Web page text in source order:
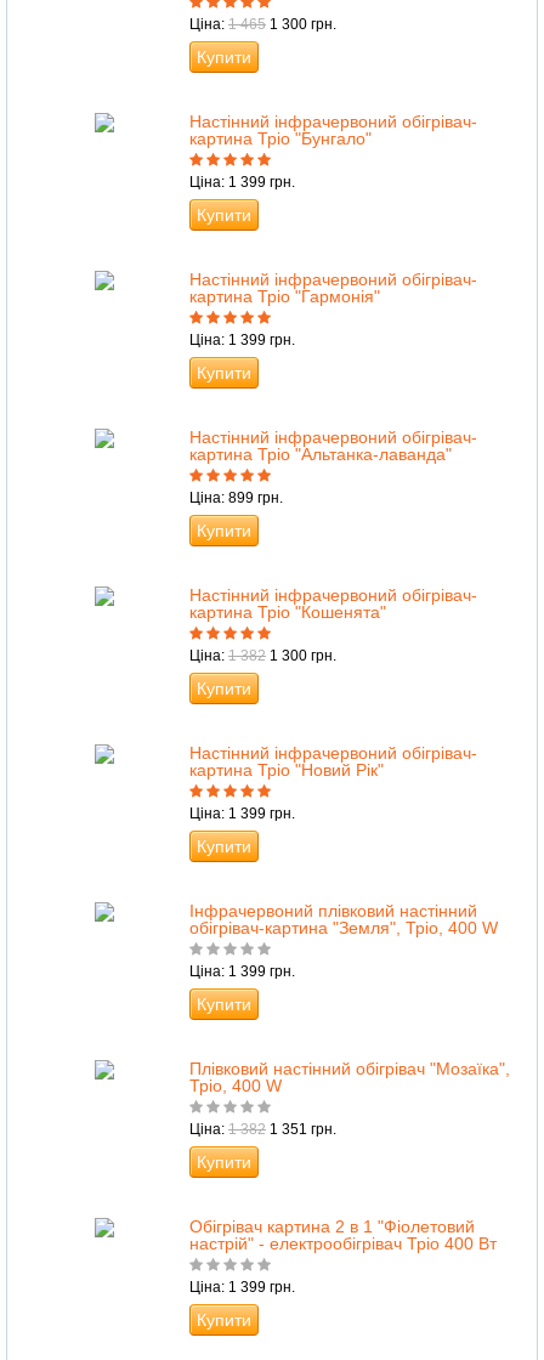
Ціна: 1 465 1 300 грн.
Купити
Настінний інфрачервоний обігрівач-
картина Тріо "Бунгало"
Ціна: 1 399 грн.
Купити
Настінний інфрачервоний обігрівач-
картина Тріо "Гармонія"
Ціна: 1 399 грн.
Купити
Настінний інфрачервоний обігрівач-
картина Тріо "Альтанка-лаванда"
Ціна: 899 грн.
Купити
Настінний інфрачервоний обігрівач-
картина Тріо "Кошенята"
Ціна: 1 382 1 300 грн.
Купити
Настінний інфрачервоний обігрівач-
картина Тріо "Новий Рік"
Ціна: 1 399 грн.
Купити
Інфрачервоний плівковий настінний
обігрівач-картина "Земля", Тріо, 400 W
Ціна: 1 399 грн.
Купити
Плівковий настінний обігрівач "Мозаїка",
Тріо, 400 W
Ціна: 1 382 1 351 грн.
Купити
Обігрівач картина 2 в 1 "Фіолетовий
настрій" - електрообігрівач Тріо 400 Вт
Ціна: 1 399 грн.
Купити